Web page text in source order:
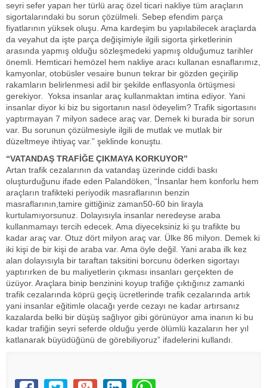
seyri sefer yapan her türlü araç özel ticari nakliye tüm araçların
sigortalarındaki bu sorun çözülmeli. Sebep efendim parça
fiyatlarının yüksek oluşu. Ama kardeşim bu yapılabilecek araçlarda
da veyahut da işte parça değişimiyle ilgili sigorta şirketlerinin
arasında yapmış olduğu sözleşmedeki yapmış olduğumuz tarihler
önemli. Hemticari hemözel hem nakliye aracı kullanan esnaflarımız,
kamyonlar, otobüsler vesaire bunun tekrar bir gözden geçirilip
rakamların belirlenmesi adil bir şekilde enflasyonla örtüşmesi
gerekiyor. Yoksa insanlar araç kullanmaktan imtina ediyor. Yani
insanlar diyor ki biz bu sigortanın nasıl ödeyelim? Trafik sigortasını
yaptırmayan 7 milyon sadece araç var. Demek ki burada bir sorun
var. Bu sorunun çözülmesiyle ilgili de mutlak ve mutlak bir
düzeltmeye ihtiyaç var.” şeklinde konuştu.
“VATANDAŞ TRAFİĞE ÇIKMAYA KORKUYOR”
Artan trafik cezalarının da vatandaş üzerinde ciddi baskı
oluşturduğunu ifade eden Palandöken, “İnsanlar hem konforlu hem
araçların trafikteki periyodik masraflarının benzin
masraflarının,tamire gittiğiniz zaman50-60 bin lirayla
kurtulamıyorsunuz. Dolayısıyla insanlar neredeyse araba
kullanmamayı tercih edecek. Ama diyeceksiniz ki şu trafikte bu
kadar araç var. Otuz dört milyon araç var. Ülke 86 milyon. Demek ki
iki kişi de bir kişi de araba var. Ama öyle değil. Yani araba ilk kez
alan dolayısıyla bir taraftan taksitini borcunu öderken sigortayı
yaptırırken de bu maliyetlerin çıkması insanları gerçekten de
üzüyor. Araçlara binip benzinini koyup trafiğe çıktığınız zamanki
trafik cezalarında köprü geçiş ücretlerinde trafik cezalarında artık
yani insanlar eğitimle olacağı yerde cezayı ne kadar artırsanız
kazalarda belki bir düşüş sağlıyor gibi görünüyor ama inanın ki bu
kadar trafiğin seyri seferde olduğu yerde ölümlü kazaların her yıl
katlanarak büyüdüğünü de görebiliyoruz” ifadelerini kullandı.